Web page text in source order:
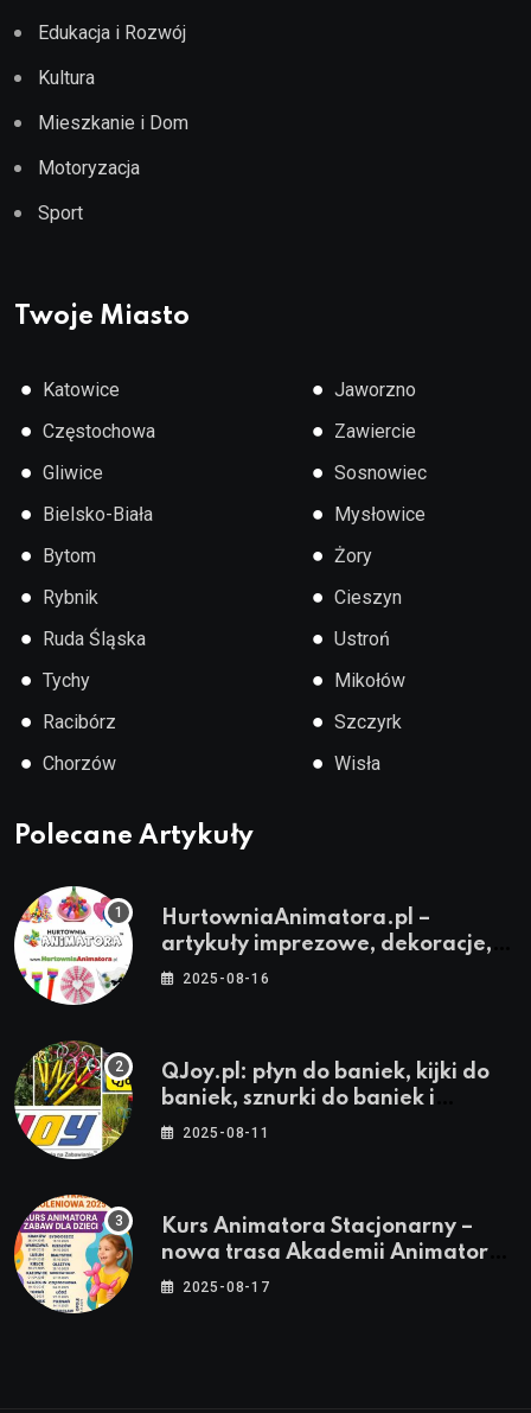
Edukacja i Rozwój
Kultura
Mieszkanie i Dom
Motoryzacja
Sport
Twoje Miasto
● Katowice
● Częstochowa
● Gliwice
● Bielsko-Biała
● Bytom
● Rybnik
● Ruda Śląska
● Tychy
● Racibórz
● Chorzów
● Jaworzno
● Zawiercie
● Sosnowiec
● Mysłowice
● Żory
● Cieszyn
● Ustroń
● Mikołów
● Szczyrk
● Wisła
Polecane Artykuły
HurtowniaAnimatora.pl –
artykuły imprezowe, dekoracje,
stroje i akcesoria dla animatorów
2025-08-16
QJoy.pl: płyn do baniek, kijki do
baniek, sznurki do baniek i
zestawy do baniek
2025-08-11
Kurs Animatora Stacjonarny –
nowa trasa Akademii Animatora
– jesień 2025
2025-08-17